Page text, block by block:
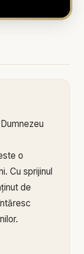
o
Cu sprijinul
de